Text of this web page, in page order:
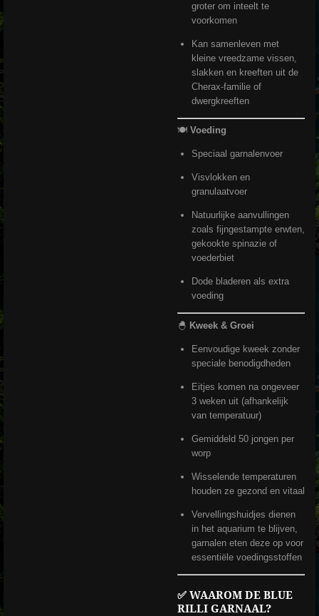
groter om inteelt te
voorkomen
Kan samenleven met
kleine vreedzame vissen,
slakken en kreeften uit de
Cherax-familie of
dwergkreeften
🍽️ Voeding
Speciaal garnalenvoer
Visvlokken en
granulaatvoer
Natuurlijke aanvullingen
zoals fijngestampte erwten,
gekookte spinazie of
voederbiet
Dode bladeren als extra
voeding
🐣 Kweek & Groei
Eenvoudige kweek zonder
speciale benodigdheden
Eitjes komen na ongeveer
3 weken uit (afhankelijk
van temperatuur)
Gemiddeld 50 jongen per
worp
Wisselende temperaturen
houden ze gezond en vitaal
Vervellingshuidjes dienen
in het aquarium te blijven,
garnalen eten deze op voor
essentiële voedingsstoffen
✅ WAAROM DE BLUE
RILLI GARNAAL?